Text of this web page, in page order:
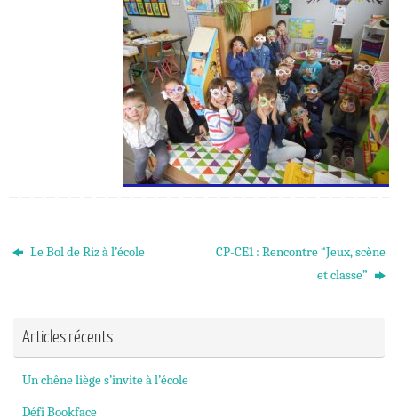
Le Bol de Riz à l’école
CP-CE1 : Rencontre “Jeux, scène
et classe”
Articles récents
Un chêne liège s’invite à l’école
Défi Bookface